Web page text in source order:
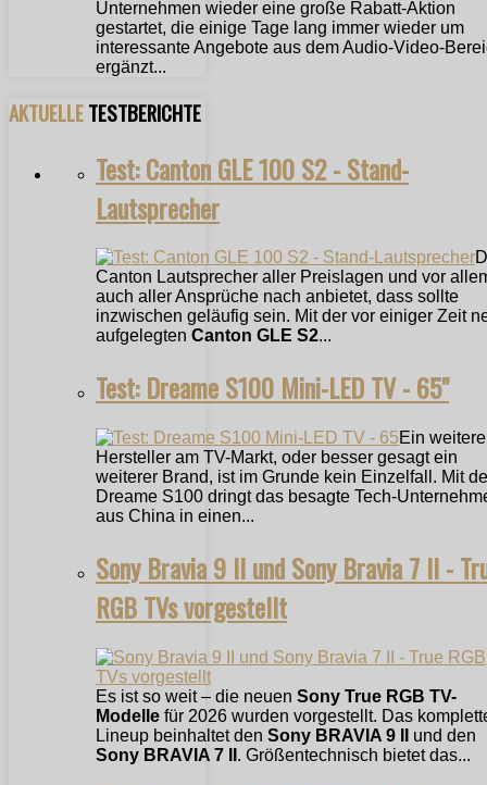
Unternehmen wieder eine große Rabatt-Aktion
gestartet, die einige Tage lang immer wieder um
interessante Angebote aus dem Audio-Video-
ergänzt...
AKTUELLETESTBERICHTE
Test: Canton GLE 100 S2 - Stand-
Lautsprecher
Canton Lautsprecher aller Preislagen und vor
auch aller Ansprüche nach anbietet, dass sollte
inzwischen geläufig sein. Mit der vor einiger Zeit
aufgelegten Canton GLE S2...
Test: Dreame S100 Mini-LED TV - 65"
Ein
Hersteller am TV-Markt, oder besser gesagt ein
weiterer Brand, ist im Grunde kein Einzelfall. Mit
Dreame S100 dringt das besagte Tech-
aus China in einen...
Sony Bravia 9 II und Sony Bravia 7 II -
RGB TVs vorgestellt
Es ist so weit – die neuen Sony True RGB TV-
Modelle für 2026 wurden vorgestellt. Das
Lineup beinhaltet den Sony BRAVIA 9 II
und den
Sony BRAVIA 7 II . Größentechnisch bietet das...